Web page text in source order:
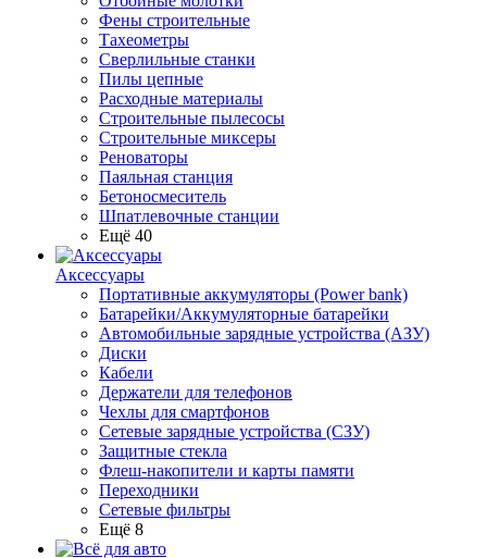
Фены строительные
Тахеометры
Сверлильные станки
Пилы цепные
Расходные материалы
Строительные пылесосы
Строительные миксеры
Реноваторы
Паяльная станция
Бетоносмеситель
Шпатлевочные станции
Ещё 40
Аксессуары
Портативные аккумуляторы (Power bank)
Батарейки/Аккумуляторные батарейки
Автомобильные зарядные устройства (АЗУ)
Диски
Кабели
Держатели для телефонов
Чехлы для смартфонов
Сетевые зарядные устройства (СЗУ)
Защитные стекла
Флеш-накопители и карты памяти
Переходники
Сетевые фильтры
Ещё 8